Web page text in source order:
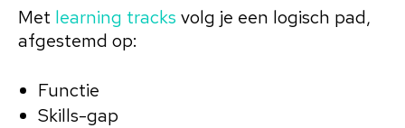
Met learning tracks volg je een logisch pad,
afgestemd op:
Functie
Skills-gap